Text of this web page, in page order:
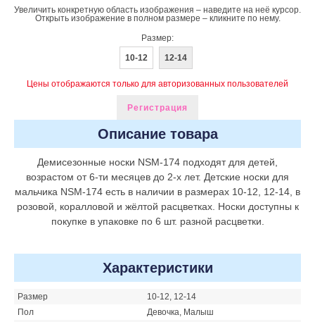
Увеличить конкретную область изображения – наведите на неё курсор.
Открыть изображение в полном размере – кликните по нему.
Размер:
10-12
12-14
Цены отображаются только для авторизованных пользователей
Регистрация
Описание товара
Демисезонные носки NSM-174 подходят для детей,
возрастом от 6-ти месяцев до 2-х лет. Детские носки для
мальчика NSM-174 есть в наличии в размерах 10-12, 12-14, в
розовой, коралловой и жёлтой расцветках. Носки доступны к
покупке в упаковке по 6 шт. разной расцветки.
Характеристики
Размер
10-12, 12-14
Пол
Девочка, Малыш